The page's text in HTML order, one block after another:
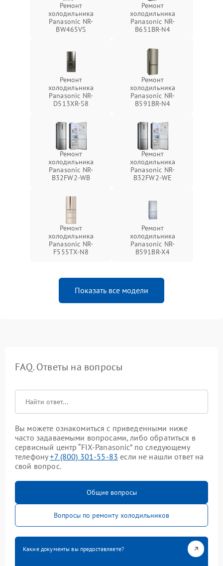
Ремонт
холодильника
Panasonic NR-
BW465VS
Ремонт
холодильника
Panasonic NR-
B651BR-N4
Ремонт
холодильника
Panasonic NR-
D513XR-S8
Ремонт
холодильника
Panasonic NR-
B591BR-N4
Ремонт
холодильника
Panasonic NR-
B32FW2-WB
Ремонт
холодильника
Panasonic NR-
B32FW2-WE
Ремонт
холодильника
Panasonic NR-
F555TX-N8
Ремонт
холодильника
Panasonic NR-
B591BR-X4
Показать все модели
FAQ. Ответы на вопросы
Вы можете ознакомиться с приведенными ниже
часто задаваемыми вопросами, либо обратиться в
сервисный центр “FIX-Panasonic” по следующему
телефону+7 (800) 301-55-83 если не нашли ответ на
свой вопрос.
Общие вопросы
Вопросы по ремонту холодильников
Какие документы вы предоставляете?